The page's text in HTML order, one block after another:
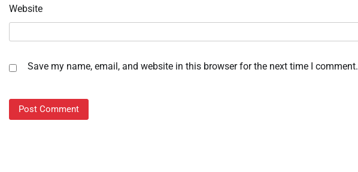
Website
Save my name, email, and website in this browser for the next time I comment.